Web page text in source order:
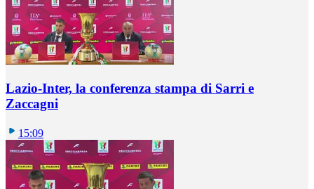
Lazio-Inter, la conferenza stampa di Sarri e
Zaccagni
15:09